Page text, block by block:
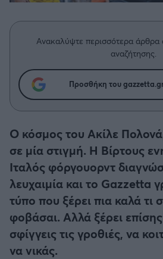
Δημήτρης Τσορμπατζόγλου
Λεβαδειακός
ΟΦΗ
Βόλος
Ατρόμητος Αθηνών
Κηφισιά
Αστέρας Τρίπολης
Παναιτωλικός
Μεγάλη μου Αγάπη
Μια Ιστορία από την Πόλη
Ανακαλύψτε περισσότερα άρθρα
αναζήτησης.
Προσθήκη του
Ο κόσμος του Ακίλε
σε μία στιγμή. Η Βίρτους
Ιταλός φόργουορντ
λευχαιμία και το Gazzetta
τύπο που ξέρει πια καλά τι
φοβάσαι. Αλλά ξέρει επίσης
σφίγγεις τις γροθιές, να
να νικάς.